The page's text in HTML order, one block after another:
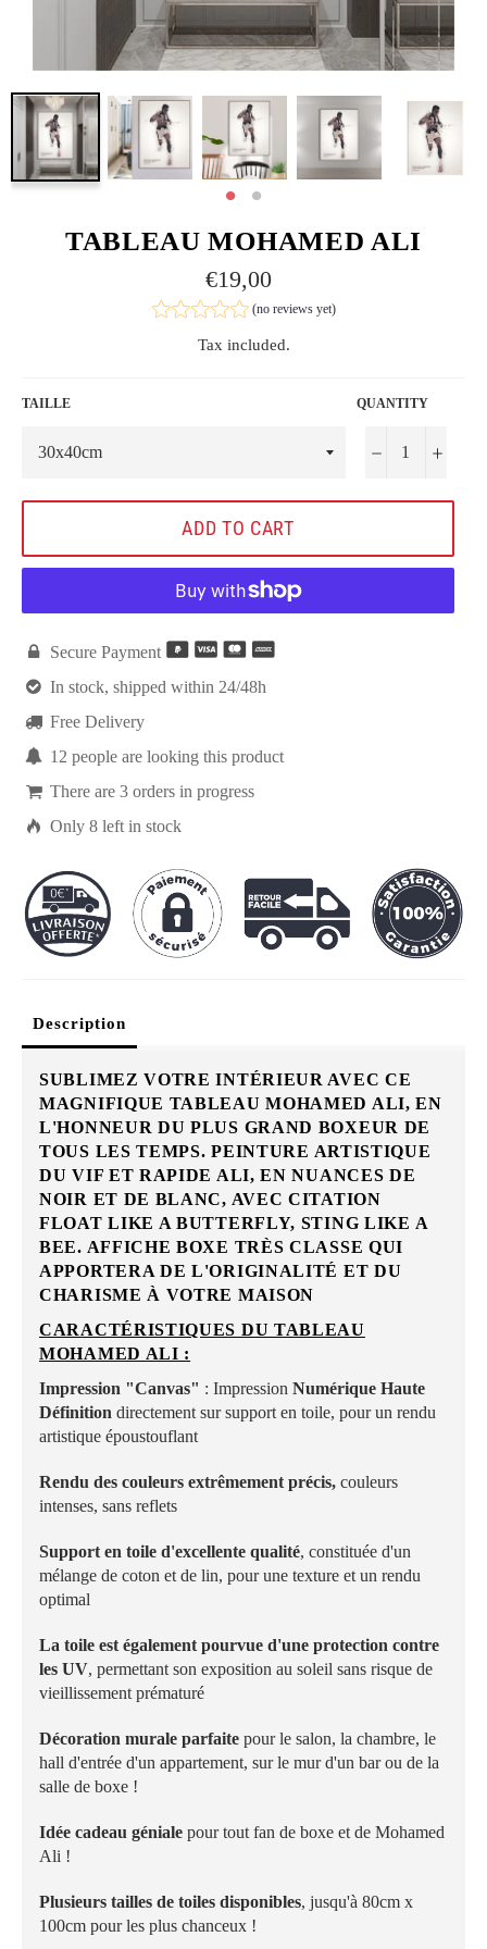
TABLEAU MOHAMED ALI
Regular
price
€19,00
(no reviews yet)
Tax included.
TAILLE QUANTITY
− +
ADD TO CART
 Secure Payment
 In stock, shipped within 24/48h
 Free Delivery
 12 people are looking this product
 There are3 orders in progress
 Only8 left in stock
Description
SUBLIMEZ VOTRE INTÉRIEUR AVEC CE
MAGNIFIQUE TABLEAU MOHAMED ALI, EN
L'HONNEUR DU PLUS GRAND BOXEUR DE
TOUS LES TEMPS. PEINTURE ARTISTIQUE
DU VIF ET RAPIDE ALI, EN NUANCES DE
NOIR ET DE BLANC, AVEC CITATION
FLOAT LIKE A BUTTERFLY, STING LIKE A
BEE. AFFICHE BOXE TRÈS CLASSE QUI
APPORTERA DE L'ORIGINALITÉ ET DU
CHARISME À VOTRE MAISON
CARACTÉRISTIQUES DU TABLEAU
MOHAMED ALI :
Impression "Canvas" : Impression Numérique Haute
Définition directement sur support en toile, pour un rendu
artistique époustouflant
Rendu des couleurs extrêmement précis, couleurs
intenses, sans reflets
Support en toile d'excellente qualité, constituée d'un
mélange de coton et de lin, pour une texture et un rendu
optimal
La toile est également pourvue d'une protection contre
les UV, permettant son exposition au soleil sans risque de
vieillissement prématuré
Décoration murale parfaite pour le salon, la chambre, le
hall d'entrée d'un appartement, sur le mur d'un bar ou de la
salle de boxe !
Idée cadeau géniale pour tout fan de boxe et de Mohamed
Ali !
Plusieurs tailles de toiles disponibles, jusqu'à 80cm x
100cm pour les plus chanceux !